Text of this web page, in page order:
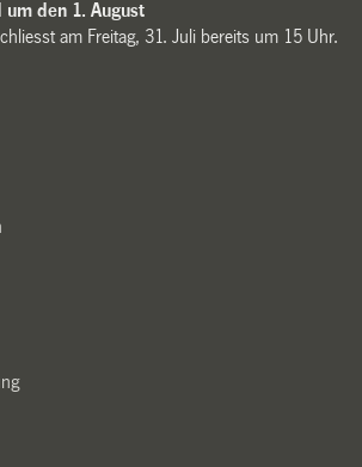
um den 1. August
am Freitag, 31. Juli bereits um 15 Uhr.